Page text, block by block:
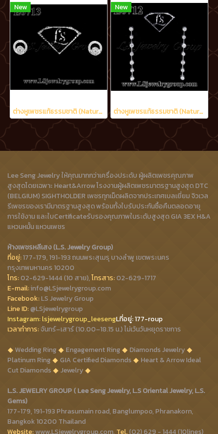
New
ต่างหูเพชรแท้ธรรมชาติ (Natural Diamonds) 0.48 Ct.
New
ต่างหูเพชรแท้ธรรมชาติ (Natural Diamonds) 1.20 Ct.
Lee Seng Jewelry ให้คุณมากกว่าเครื่องประดับ ผู้ผลิตเพชรคุณภาพ
สูงสุดโดยเฉพาะ Heart&Arrow โรงงานผู้ผลิตเพชรมาตรฐานสูงสุด DTC
(BELGIUM) SIGHTHOLDER เพชรทุกเม็ดผลิตจากประเทศเบลเยี่ยม จิวเวล
รีเพชรของเรามีมาตรฐานสูงสุด พร้อมทั้งใบรับประกันซื้อคืนตลอดอายุ
การใช้งาน และใบCertificateรับรองคุณภาพในระดับสูงสุด GIA 3EX H&A
แหวนหมั้น แหวนเพชร
ห้างเพชรหลีเสง (L.S. Jewelry Group)
ที่อยู่:177-179, 191-193 ถนนพระสุเมรุ บางลำพู เขตพระนคร
กรุงเทพมหานคร 10200
โทร:02-629-1444 (10 สาย),โทรสาร:02-629-1717
E-mail:info@LSjewelrygroup.com
Facebook:LS Jewelry Group
Line ID:@LSjewelrygroup
Instagram:lsjewelrygroup_leesengLที่อยู่: 177-roup
เวลาทำการ:จันทร์–เสาร์ (10.00–18.15 น.) ไม่เว้นวันหยุดราชการ
Wedding Ring
Engagement Ring
Diamonds Jewelry
Platinum Ring
GIA Certified Diamonds
Heart & Arrow Ideal
Cut Diamonds
Jewelry
L.S. JEWELRY GROUP ( Lee Seng Jewelry, L.S Oriental Jewelry, L.S.
Gems)
177-179, 191-193 Phrasumain road, Banglumpoo, Phranakorn,
Bangkok 10200 Thailand
Website:www.LSjewelrygroup.com, Tel.(02) 629 - 1444 (10lines)